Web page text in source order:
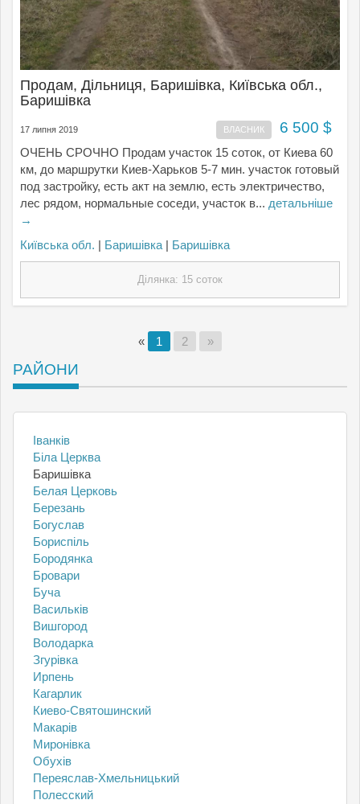
Продам, Дільниця, Баришівка, Київська обл.,
Баришівка
17 липня 2019 ВЛАСНИК 6 500 $
ОЧЕНЬ СРОЧНО Продам участок 15 соток, от Киева 60
км, до маршрутки Киев-Харьков 5-7 мин. участок готовый
под застройку, есть акт на землю, есть электричество,
лес рядом, нормальные соседи, участок в... детальніше
→
Київська обл. | Баришівка | Баришівка
Ділянка: 15 соток
« 1 2 »
РАЙОНИ
Іванків
Біла Церква
Баришівка
Белая Церковь
Березань
Богуслав
Бориспіль
Бородянка
Бровари
Буча
Васильків
Вишгород
Володарка
Згурівка
Ирпень
Кагарлик
Киево-Святошинский
Макарів
Миронівка
Обухів
Переяслав-Хмельницький
Полесский